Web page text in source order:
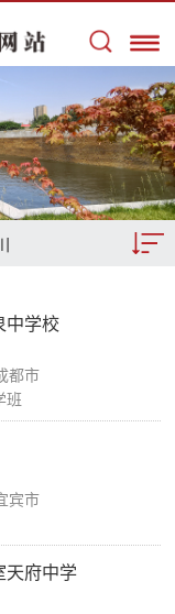
中学校
都市
班
宾市
天府中学